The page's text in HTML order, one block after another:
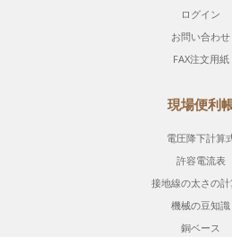
ログイン
お問い合わせ
FAX注文用紙
現場便利
電圧降下計算
許容電流表
接地線の太さの
機械の豆知識
銅ベース